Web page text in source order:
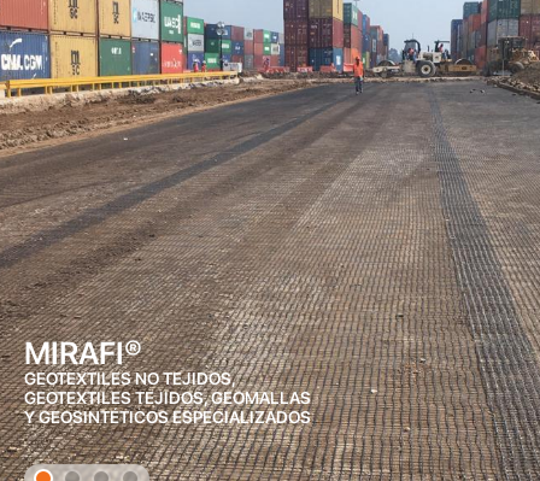
MIRAFI®
GEOTEXTILES NO TEJIDOS,
GEOTEXTILES TEJIDOS, GEOMALLAS
Y GEOSINTÉTICOS ESPECIALIZADOS